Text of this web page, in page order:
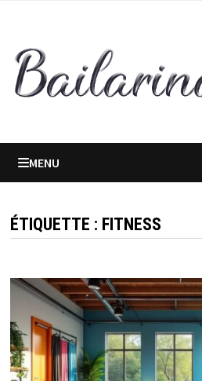
contenu
MENU
ÉTIQUETTE : FITNESS